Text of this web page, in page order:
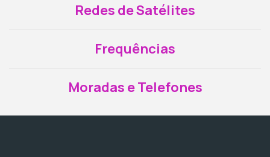
Redes de Satélites
Frequências
Moradas e Telefones